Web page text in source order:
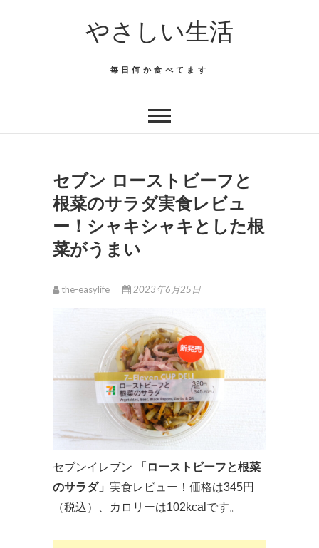
やさしい生活
毎日何か食べてます
セブン ローストビーフと
根菜のサラダ実食レビュ
ー！シャキシャキとした根
菜がうまい
the-easylife 2023年6月25日
セブンイレブン 「ローストビーフと根菜
のサラダ」 実食レビュー！価格は345円
（税込）、カロリーは102kcalです。